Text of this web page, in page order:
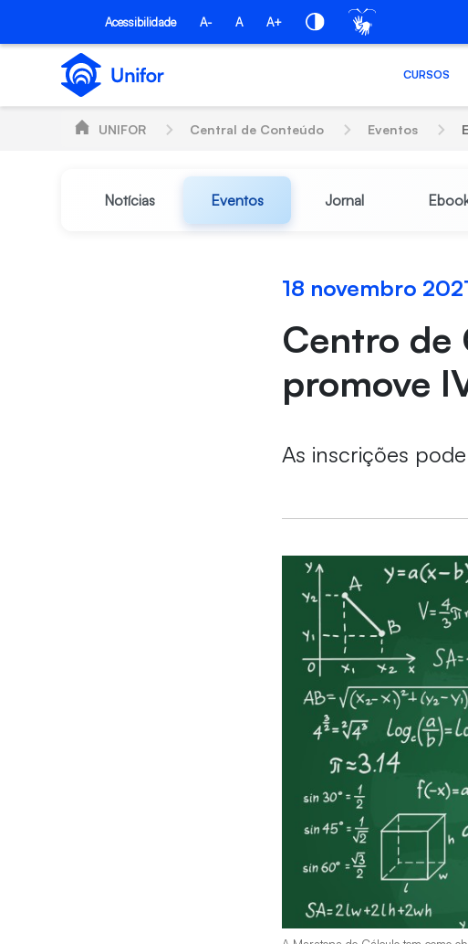
Pular para o Conteúdo principal
Acessibilidade A- A A+
CURSOS
UNIFOR Central de Conteúdo Eventos
Notícias Eventos Jornal
18 novembro
Centro de
promove
As inscrições